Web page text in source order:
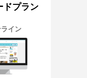
ドプラン
イン